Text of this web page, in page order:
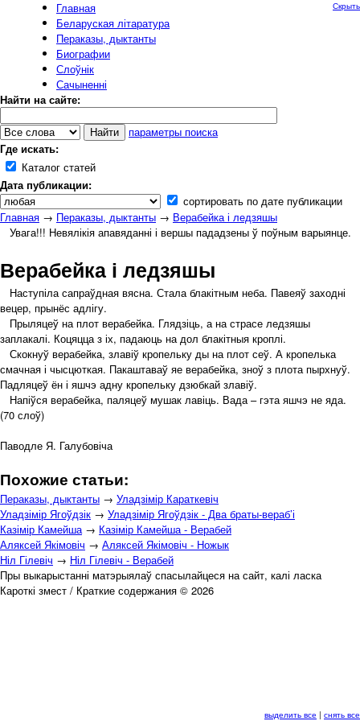
Главная
Беларуская літаратура
Пераказы, дыктанты
Биографии
Слоўнік
Сачыненні
Найти на сайте:
параметры поиска
Где искать:
Каталог статей
Дата публикации:
сортировать по дате публикации
Скрыть
выделить все | снять все
Главная → Пераказы, дыктанты → Верабейка і ледзяшы
Увага!!! Невялікія апавяданні і вершы пададзены ў поўным варыянце.
Верабейка і ледзяшы
Наступіла сапраўдная вясна. Стала блакітным неба. Павеяў заходні
вецер, прынёс адлігу.
Прыляцеў на плот верабейка. Глядзіць, а на страсе ледзяшы
заплакалі. Коцяцца з іх, падаюць на дол блакітныя кроплі.
Скокнуў верабейка, злавіў кропельку ды на плот сеў. А кропелька
смачная і чысцюткая. Пакаштаваў яе верабейка, зноў з плота пырхнуў.
Падляцеў ён і яшчэ адну кропельку дзюбкай злавіў.
Напіўся верабейка, паляцеў мушак лавіць. Вада – гэта яшчэ не яда.
(70 слоў)
Паводле Я. Галубовіча
Похожие статьи:
Пераказы, дыктанты → Уладзімір Караткевіч
Уладзімір Ягоўдзік → Уладзімір Ягоўдзік - Два браты-вераб’і
Казімір Камейша→ Казімір Камейша - Верабей
Аляксей Якімовіч → Аляксей Якімовіч - Ножык
Ніл Гілевіч → Ніл Гілевіч - Верабей
Пры выкарыстанні матэрыялаў спасылайцеся на сайт, калі ласка
Кароткі змест / Краткие содержания © 2026